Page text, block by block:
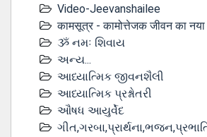
Video-Jeevanshailee
कामसूत्र - कामोत्तेजक जीवन का नया
ૐ નમઃ શિવાય
અન્ય...
આધ્યાત્મિક જીવનશૈલી
આધ્યાત્મિક પ્રશ્નોતરી
ઔષધ આયુર્વેદ